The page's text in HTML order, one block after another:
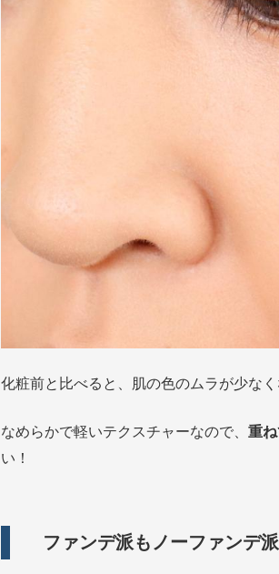
化粧前と比べると、肌の色のムラが少な
なめらかで軽いテクスチャーなので、 重
い！
ファンデ派もノーファンデ